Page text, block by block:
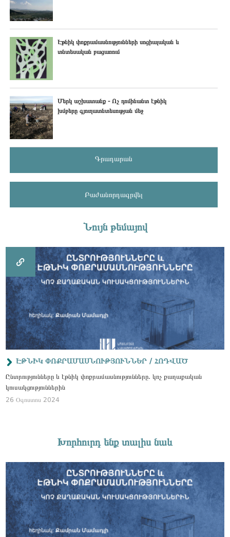
Էթնիկ փոքրամասնությունների սոցիալական և
տնտեսական բացառում
Մերկ աշխատանք - Ոչ դոմինանտ էթնիկ
խմբերը գյուղատնտեսության մեջ
Գրադարան
Բաժանորդագրվել
Նույն թեմայով
ԷԹՆԻԿ ՓՈՔՐԱՄԱՍՆՈՒԹՅՈՒՆՆԵՐ / ՀՈԴՎԱԾ
Ընտրությունները և էթնիկ փոքրամասնությունները. կոչ քաղաքական
կուսակցություններին
26 Օգոստոս 2024
Խորհուրդ ենք տալիս նաև